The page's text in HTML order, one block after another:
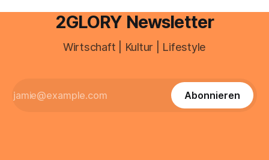
2GLORY Newsletter
Wirtschaft | Kultur | Lifestyle
Abonnieren